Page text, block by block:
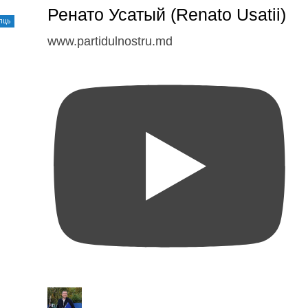
Ренато Усатый (Renato Usatii)
www.partidulnostru.md